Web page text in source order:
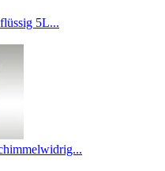
5L...